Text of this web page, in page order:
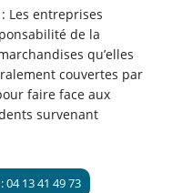
: Les entreprises
de la
qu’elles
couvertes par
faire face aux
survenant
04 13 41 49 73